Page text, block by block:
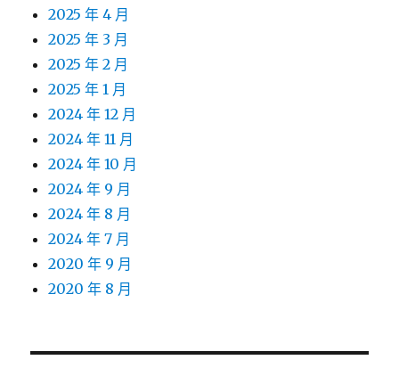
2025 年 4 月
2025 年 3 月
2025 年 2 月
2025 年 1 月
2024 年 12 月
2024 年 11 月
2024 年 10 月
2024 年 9 月
2024 年 8 月
2024 年 7 月
2020 年 9 月
2020 年 8 月